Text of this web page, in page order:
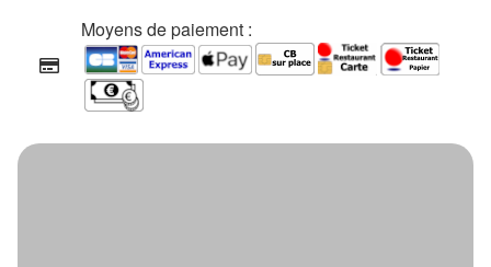
Moyens de paiement :